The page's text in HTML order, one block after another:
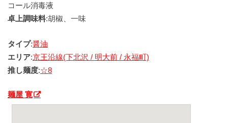
コール消毒液
卓上調味料:胡椒、一味
タイプ:醤油
エリア:京王沿線(下北沢 / 明大前 / 永福町)
推し麺度:☆8
麺屋 寛